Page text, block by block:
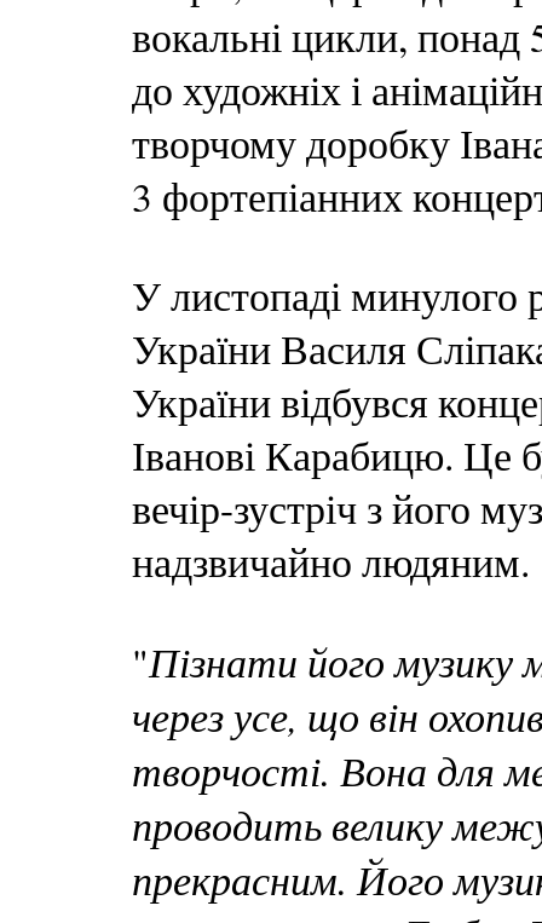
вокальні цикли, понад
до художніх і
творчому доробку
3 фортепіанних
У листопаді минулого
України Василя
України відбувся
Іванові Карабицю. Це
вечір-зустріч з його
надзвичайно людяним.
"Пізнати його музику
через усе, що він
творчості. Вона для
проводить велику
прекрасним. Його